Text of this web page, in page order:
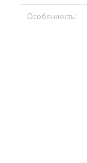
Особенность: